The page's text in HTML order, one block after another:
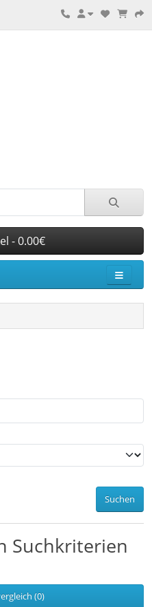
- 0.00€
Suchen
Suchkriterien
(0)